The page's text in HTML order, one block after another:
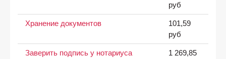
руб
Хранение документов
101,59
руб
Заверить подпись у нотариуса
1 269,85